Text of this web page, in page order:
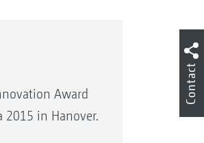
Award
2015 in Hanover.
Contact